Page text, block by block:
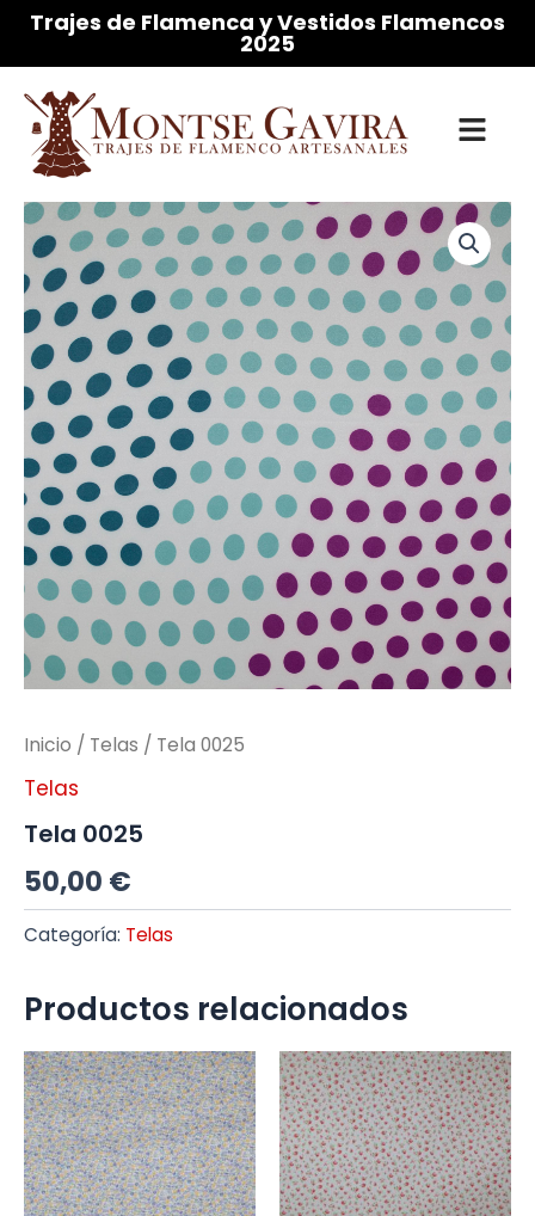
Trajes de Flamenca y Vestidos Flamencos
2025
Inicio / Telas / Tela 0025
Telas
Tela 0025
50,00 €
Categoría: Telas
Productos relacionados